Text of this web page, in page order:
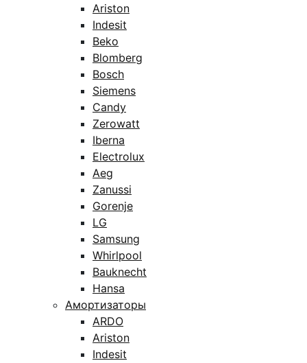
Ariston
Indesit
Beko
Blomberg
Bosch
Siemens
Candy
Zerowatt
Iberna
Electrolux
Aeg
Zanussi
Gorenje
LG
Samsung
Whirlpool
Bauknecht
Hansa
Амортизаторы
ARDO
Ariston
Indesit